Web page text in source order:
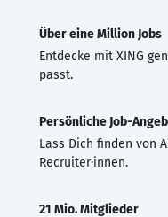
Über eine Million Jobs
Entdecke mit XING
passt.
Persönliche Job-
Lass Dich finden von
Recruiter·innen.
21 Mio. Mitglieder